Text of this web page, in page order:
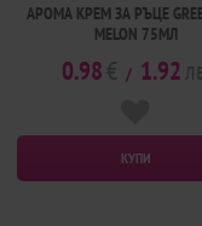
АРОМА КРЕМ ЗА РЪЦЕ
MELON 75МЛ
0.98 / 1.92
КУПИ